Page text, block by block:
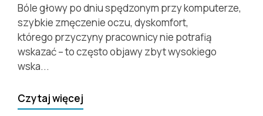
Bóle głowy po dniu spędzonym przy komputerze,
szybkie zmęczenie oczu, dyskomfort,
którego przyczyny pracownicy nie potrafią
wskazać – to często objawy zbyt wysokiego
wska...
Czytaj więcej